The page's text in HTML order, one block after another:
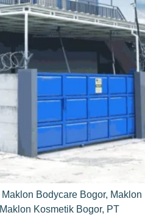
Maklon Bodycare Bogor, Maklon
Maklon Kosmetik Bogor, PT